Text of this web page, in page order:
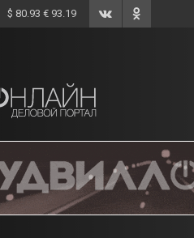
$ 80.93 € 93.19